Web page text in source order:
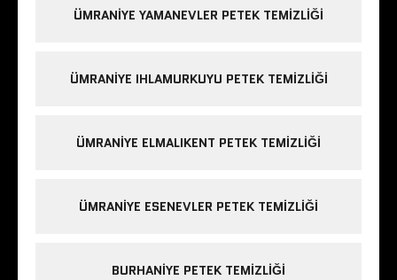
ÜMRANIYE YAMANEVLER PETEK TEMIZLIĞI
ÜMRANIYE IHLAMURKUYU PETEK TEMIZLIĞI
ÜMRANIYE ELMALIKENT PETEK TEMIZLIĞI
ÜMRANIYE ESENEVLER PETEK TEMIZLIĞI
BURHANIYE PETEK TEMIZLIĞI